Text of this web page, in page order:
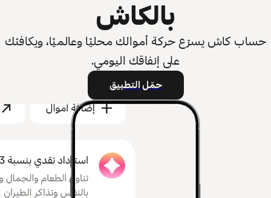
بالكاش
حساب كاش يسرّع حركة أموالك محليًا وعالميًا، ويكافئك
على إنفاقك اليومي.
حمّل التطبيق